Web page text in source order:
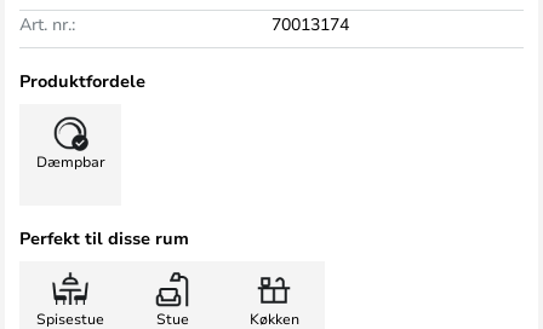
Art. nr.:
70013174
Produktfordele
Dæmpbar
Perfekt til disse rum
Spisestue Stue Køkken